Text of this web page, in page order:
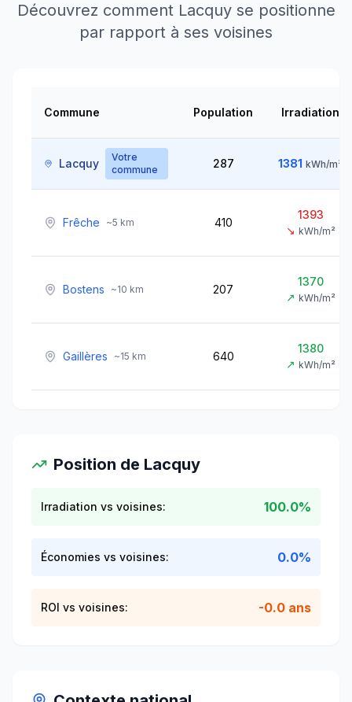
Découvrez comment Lacquyse positionne
par rapport à ses voisines
Commune Population Irradiation
Lacquy
Votre
commune
287 1381 kWh/m²
Frêche ~5 km 410
1393
↘ kWh/m²
Bostens ~10 km 207
1370
↗ kWh/m²
Gaillères ~15 km 640
1380
↗ kWh/m²
Position de Lacquy
Irradiation vs voisines: 100.0%
Économies vs voisines: 0.0%
ROI vs voisines: -0.0 ans